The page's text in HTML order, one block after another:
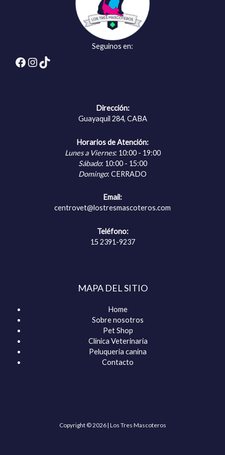
Seguinos en:
Facebook
Instagram
TikTok
Dirección:
Guayaquil 284, CABA
Horarios de Atención:
Lunes a Viernes: 10:00 - 19:00
Sábado: 10:00 - 15:00
Domingo: CERRADO
Email:
centrovet@lostresmascoteros.com
Teléfono:
15 2391-9237
MAPA DEL SITIO
Home
Sobre nosotros
Pet Shop
Clínica Veterinaria
Peluqueria canina
Contacto
Copyright © 2026 | Los Tres Mascoteros